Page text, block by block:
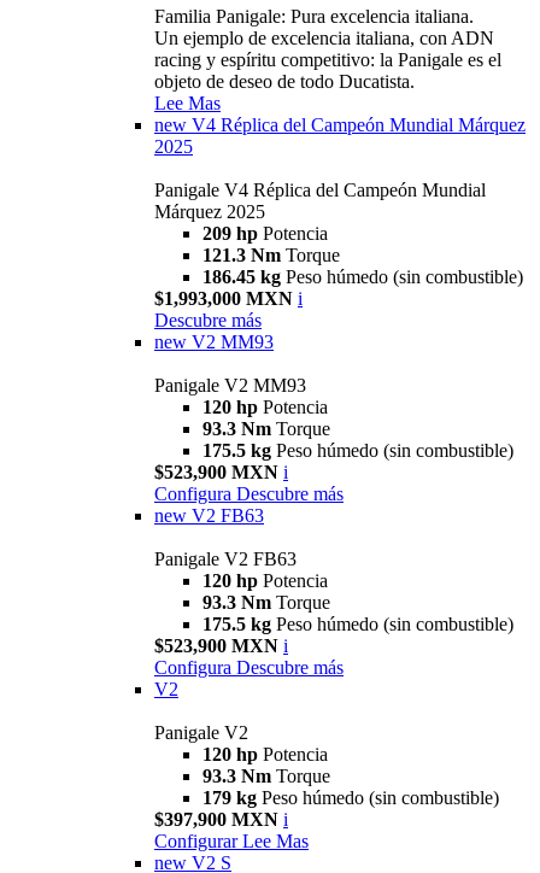
Familia Panigale: Pura excelencia italiana.
Un ejemplo de excelencia italiana, con ADN
racing y espíritu competitivo: la Panigale es el
objeto de deseo de todo Ducatista.
Lee Mas
new V4 Réplica del Campeón Mundial Márquez
2025
Panigale V4 Réplica del Campeón Mundial
Márquez 2025
209 hp Potencia
121.3 Nm Torque
186.45 kg Peso húmedo (sin combustible)
$1,993,000 MXN i
Descubre más
new V2 MM93
Panigale V2 MM93
120 hp Potencia
93.3 Nm Torque
175.5 kg Peso húmedo (sin combustible)
$523,900 MXN i
Configura Descubre más
new V2 FB63
Panigale V2 FB63
120 hp Potencia
93.3 Nm Torque
175.5 kg Peso húmedo (sin combustible)
$523,900 MXN i
Configura Descubre más
V2
Panigale V2
120 hp Potencia
93.3 Nm Torque
179 kg Peso húmedo (sin combustible)
$397,900 MXN i
Configurar Lee Mas
new V2 S